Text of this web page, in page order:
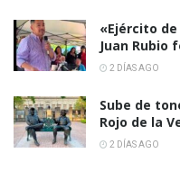
«Ejército
Juan Rubio
2 DÍAS AGO
Sube de
Rojo de la
2 DÍAS AGO